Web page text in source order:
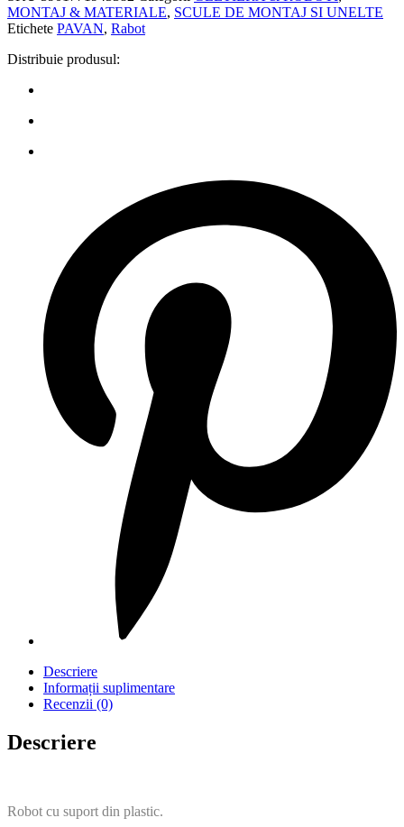
MONTAJ & MATERIALE, SCULE DE MONTAJ SI UNELTE
Etichete PAVAN, Rabot
Distribuie produsul:
Descriere
Informații suplimentare
Recenzii (0)
Descriere
Robot cu suport din plastic.